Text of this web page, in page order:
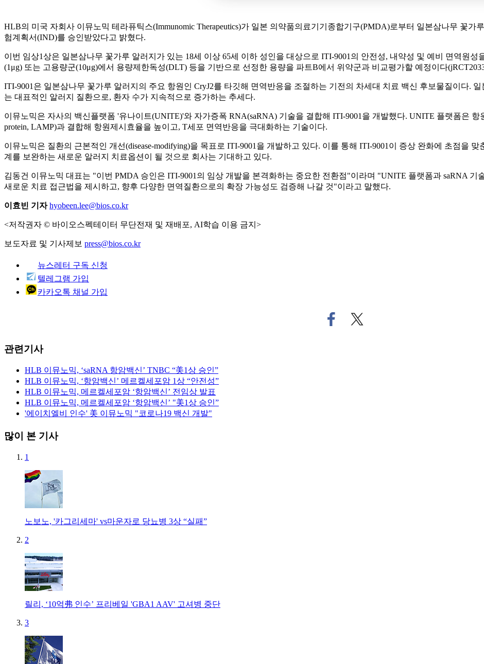
HLB의 미국 자회사 이뮤노믹 테라퓨틱스(Immunomic Therapeutics)가 일본 의약품의료기기종합기구(PMDA)로부터 일본삼나무 꽃가
험계획서(IND)를 승인받았다고 밝혔다.
이번 임상1상은 일본삼나무 꽃가루 알러지가 있는 18세 이상 65세 이하 성인을 대상으로 ITI-9001의 안전성, 내약성 및 예비 면역원
(1μg) 또는 고용량군(10μg)에서 용량제한독성(DLT) 등을 기반으로 선정한 용량을 파트B에서 위약군과 비교평가할 예정이다
ITI-9001은 일본삼나무 꽃가루 알러지의 주요 항원인 CryJ2를 타깃해 면역반응을 조절하는 기전의 차세대 치료 백신 후보물질이다.
는 대표적인 알러지 질환으로, 환자 수가 지속적으로 증가하는 추세다.
이뮤노믹은 자사의 백신플랫폼 '유나이트(UNITE)'와 자가증폭 RNA(saRNA) 기술을 결합해 ITI-9001을 개발했다. UNITE 플랫폼은 항
protein, LAMP)과 결합해 항원제시효율을 높이고, T세포 면역반응을 극대화하는 기술이다.
이뮤노믹은 질환의 근본적인 개선(disease-modifying)을 목표로 ITI-9001을 개발하고 있다. 이를 통해 ITI-9001이 증상 완화에 초점을
계를 보완하는 새로운 알러지 치료옵션이 될 것으로 회사는 기대하고 있다.
김동건 이뮤노믹 대표는 "이번 PMDA 승인은 ITI-9001의 임상 개발을 본격화하는 중요한 전환점"이라며 "UNITE 플랫폼과 saRNA
새로운 치료 접근법을 제시하고, 향후 다양한 면역질환으로의 확장 가능성도 검증해 나갈 것"이라고 말했다.
이효빈 기자 hyobeen.lee@bios.co.kr
<저작권자 © 바이오스펙테이터 무단전재 및 재배포, AI학습 이용 금지>
보도자료 및 기사제보 press@bios.co.kr
뉴스레터 구독 신청
텔레그램 가입
카카오톡 채널 가입
페
이
트
위
관련기사
HLB 이뮤노믹, ‘saRNA 항암백신’ TNBC “美1상 승인”
HLB 이뮤노믹, ‘항암백신’ 메르켈세포암 1상 “안전성”
HLB 이뮤노믹, 메르켈세포암 ‘항암백신’ 전임상 발표
HLB 이뮤노믹, 메르켈세포암 ‘항암백신’ "美1상 승인”
'에이치엘비 인수' 美 이뮤노믹 "코로나19 백신 개발"
많이 본 기사
1
노보노, '카그리세마' vs마운자로 당뇨병 3상 “실패”
2
릴리, ‘10억弗 인수’ 프리베일 'GBA1 AAV' 고셔병 중단
3